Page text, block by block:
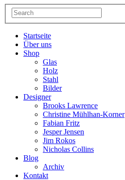
Startseite
Über uns
Shop
Glas
Holz
Stahl
Bilder
Designer
Brooks Lawrence
Christine Mühlhan-Korner
Fabian Fritz
Jesper Jensen
Jim Rokos
Nicholas Collins
Blog
Archiv
Kontakt